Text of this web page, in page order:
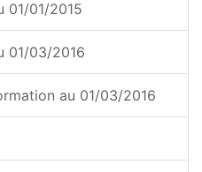
01/01/2015
01/03/2016
au 01/03/2016